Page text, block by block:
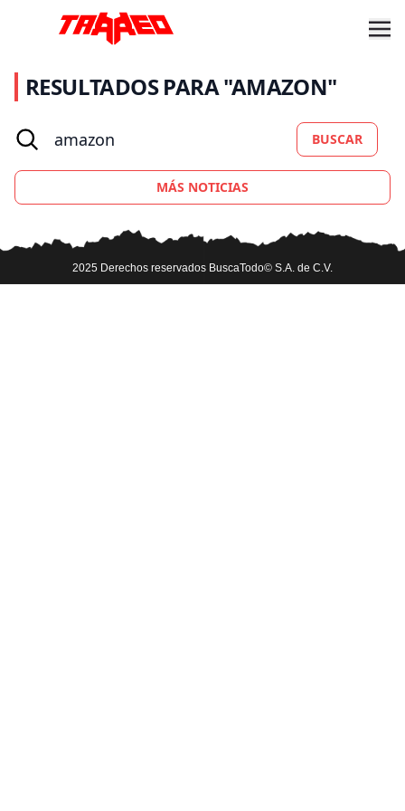
RESULTADOS PARA "AMAZON"
BUSCAR
MÁS NOTICIAS
2025 Derechos reservados BuscaTodo© S.A. de C.V.